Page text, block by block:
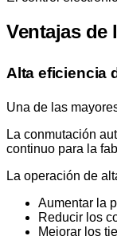
Ventajas de
Alta eficiencia
Una de las
La conmutación
continuo para la
La operación de
Aumentar la
Reducir los
Mejorar los